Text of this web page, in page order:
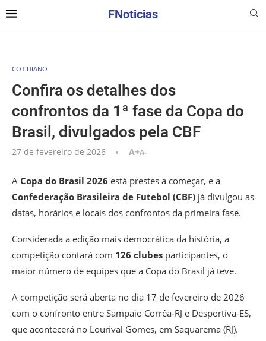
FNoticias
COTIDIANO
Confira os detalhes dos
confrontos da 1ª fase da Copa do
Brasil, divulgados pela CBF
27 de fevereiro de 2026 A+A-
A Copa do Brasil 2026 está prestes a começar, e a
Confederação Brasileira de Futebol (CBF) já divulgou as
datas, horários e locais dos confrontos da primeira fase.
Considerada a edição mais democrática da história, a
competição contará com 126 clubes participantes, o
maior número de equipes que a Copa do Brasil já teve.
A competição será aberta no dia 17 de fevereiro de 2026
com o confronto entre Sampaio Corrêa-RJ e Desportiva-ES,
que acontecerá no Lourival Gomes, em Saquarema (RJ).